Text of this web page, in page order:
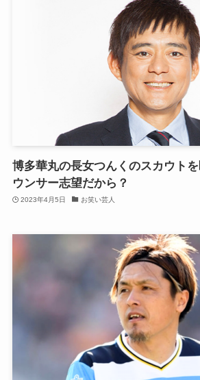
博多華丸の長女つんくのスカウト
ウンサー志望だから？
2023年4月5日 お笑い芸人